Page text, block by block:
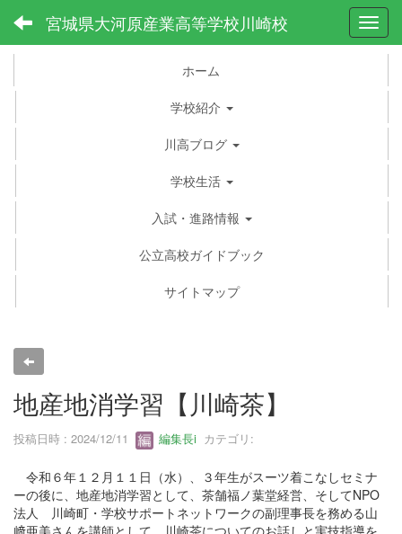
宮城県大河原産業高等学校川崎校
ホーム
学校紹介
川高ブログ
学校生活
入試・進路情報
公立高校ガイドブック
サイトマップ
地産地消学習【川崎茶】
投稿日時 : 2024/12/11 編集長i カテゴリ:
令和６年１２月１１日（水）、３年生がスーツ着こなしセミナ
ーの後に、地産地消学習として、茶舗福ノ葉堂経営、そしてNPO
法人 川崎町・学校サポートネットワークの副理事長を務める山
﨑亜美さんを講師として、川崎茶についてのお話しと実技指導を